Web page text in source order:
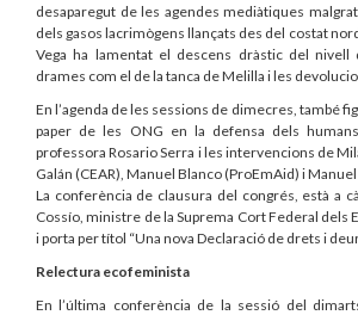
desaparegut de les agendes mediàtiques
dels gasos lacrimògens llançats des del costat
Vega ha lamentat el descens dràstic del nivell
drames com el de la tanca de Melilla i les
En l’agenda de les sessions de dimecres, també
paper de les ONG en la defensa dels
professora Rosario Serra i les intervencions de
Galán (CEAR), Manuel Blanco (ProEmAid) i
La conferència de clausura del congrés, està a
Cossío, ministre de la Suprema Cort Federal dels
i porta per títol “Una nova Declaració de drets i
Relectura ecofeminista
En l’última conferència de la sessió del